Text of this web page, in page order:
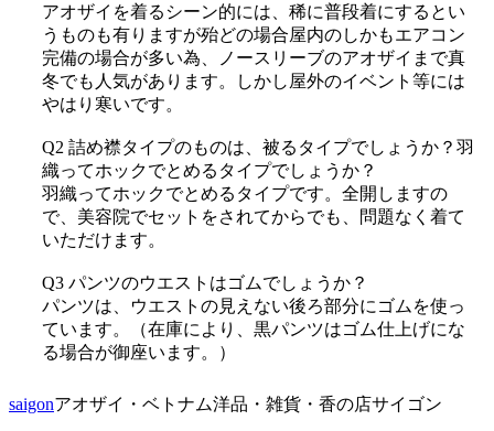
アオザイを着るシーン的には、稀に普段着にするとい
うものも有りますが殆どの場合屋内のしかもエアコン
完備の場合が多い為、ノースリーブのアオザイまで真
冬でも人気があります。しかし屋外のイベント等には
やはり寒いです。
Q2 詰め襟タイプのものは、被るタイプでしょうか？羽
織ってホックでとめるタイプでしょうか？
羽織ってホックでとめるタイプです。全開しますの
で、美容院でセットをされてからでも、問題なく着て
いただけます。
Q3 パンツのウエストはゴムでしょうか？
パンツは、ウエストの見えない後ろ部分にゴムを使っ
ています。（在庫により、黒パンツはゴム仕上げにな
る場合が御座います。）
saigonアオザイ・ベトナム洋品・雑貨・香の店サイゴン